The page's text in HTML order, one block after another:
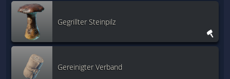
Gegrillter Steinpilz
Gereinigter Verband